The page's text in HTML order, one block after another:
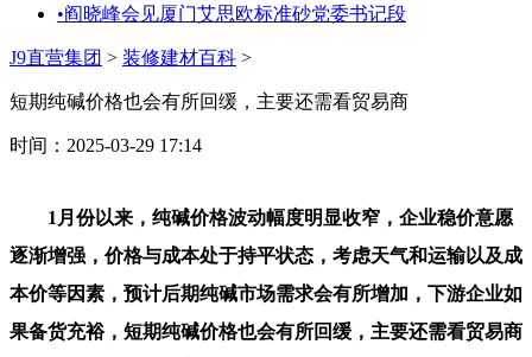
•阎晓峰会见厦门艾思欧标准砂党委书记段
J9直营集团 > 装修建材百科 >
短期纯碱价格也会有所回缓，主要还需看贸易商
时间：2025-03-29 17:14
1月份以来，纯碱价格波动幅度明显收窄，企业稳价意愿
逐渐增强，价格与成本处于持平状态，考虑天气和运输以及成
本价等因素，预计后期纯碱市场需求会有所增加，下游企业如
果备货充裕，短期纯碱价格也会有所回缓，主要还需看贸易商